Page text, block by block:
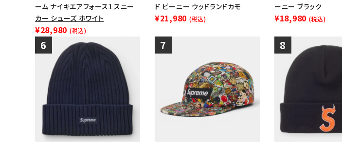
ーム ナイキエアフォース１スニー
カー シューズ ホワイト
¥28,980 (税込)
ド ビーニー ウッドランドカモ
¥21,980 (税込)
ーニー ブラック
¥18,980 (税込)